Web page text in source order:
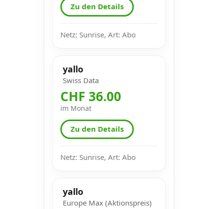
Zu den Details
Netz: Sunrise, Art: Abo
yallo
Swiss Data
CHF 36.00
im Monat
Zu den Details
Netz: Sunrise, Art: Abo
yallo
Europe Max (Aktionspreis)